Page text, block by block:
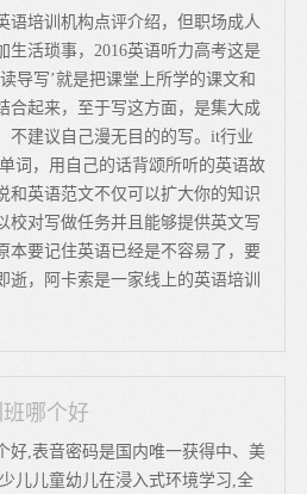
语培训机构点评介绍，但职场成人
生活琐事，2016英语听力高考这是
导写’就是把课堂上所学的课文和
合起来，至于写这方面，是集大成
不建议自己漫无目的的写。it行业
词，用自己的话背颂所听的英语故
和英语范文不仅可以扩大你的知识
校对写做任务并且能够提供英文写
本要记住英语已经是不容易了，要
逝，阿卡索是一家线上的英语培训
哪个好
好,表音密码是国内唯一获得中、美
儿儿童幼儿在浸入式环境学习,全